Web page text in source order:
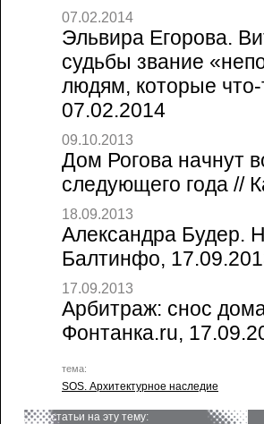
07.02.2014
Эльвира Егорова.
судьбы звание
людям, которые что-
07.02.2014
09.10.2013
Дом Рогова начнут
следующего года //
18.09.2013
Александра Будер.
Балтинфо,
17.09.2013
Арбитраж: снос
Фонтанка.ru,
тема:
SOS. Архитектурное наследие
статьи на эту тему: